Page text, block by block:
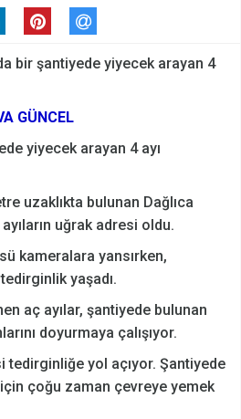
bir şantiyede yiyecek arayan 4
GÜNCEL
yiyecek arayan 4 ayı
uzaklıkta bulunan Dağlıca
uğrak adresi oldu.
kameralara yansırken,
yaşadı.
aç ayılar, şantiyede bulunan
doyurmaya çalışıyor.
tedirginliğe yol açıyor. Şantiyede
çoğu zaman çevreye yemek